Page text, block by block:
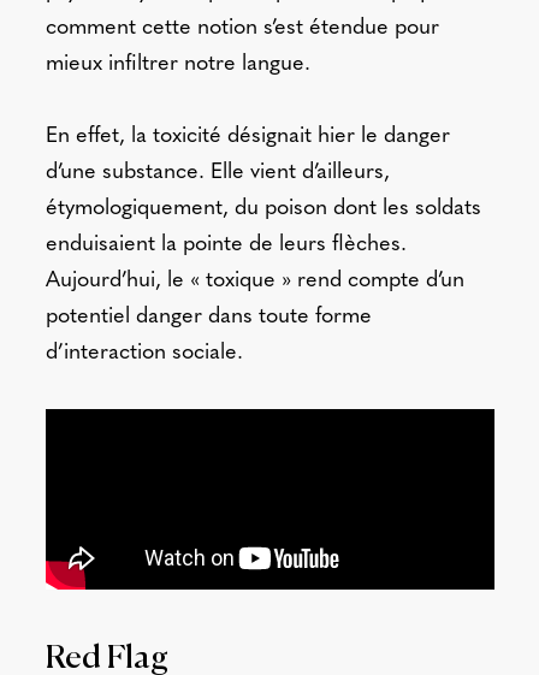
comment cette notion s’est étendue pour
mieux infiltrer notre langue.
En effet, la toxicité désignait hier le danger
d’une substance. Elle vient d’ailleurs,
étymologiquement, du poison dont les soldats
enduisaient la pointe de leurs flèches.
Aujourd’hui, le « toxique » rend compte d’un
potentiel danger dans toute forme
d’interaction sociale.
Red Flag